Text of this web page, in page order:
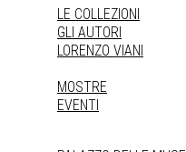
LE COLLEZIONI
GLI AUTORI
LORENZO VIANI
MOSTRE
EVENTI